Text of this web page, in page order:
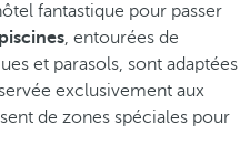
fantastique pour passer
, entourées de
et parasols, sont adaptées
exclusivement aux
de zones spéciales pour